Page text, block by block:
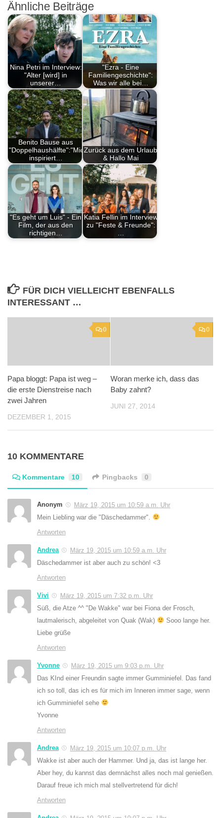
Ähnliche Beiträge
Nina Petri im Interview:
"Alter [wird] in
unserer…
"Ezra - Eine
Familiengeschichte":
Was wir alle bei…
Benito Bause aus
"Doppelhaushälfte":"Mich
inspiriert…
Zurück aus dem Urlaub
& Hallo Mai
"Es geht um Luis" - Ein
Film, der aus den
richtigen…
Katia Fellin im Interview
zu "Feste & Freunde":
…
FÜR DICH VIELLEICHT EBENFALLS
INTERESSANT …
0
Papa bloggt: Papa ist weg –
die erste Dienstreise nach
zwei Jahren
DEZEMBER 1, 2015
0
Woran merke ich, dass das
Baby zahnt?
JUNI 27, 2014
10 KOMMENTARE
Kommentare 10 Pingbacks 0
Anonym
März 19, 2015 um 10:59 a.m. Uhr
Mein Liebling war die "Däschedammer".
Antworten
Andrea
März 19, 2015 um 10:59 a.m. Uhr
Däschedammer ist aber auch zu schön! <3
Antworten
Vivi
März 19, 2015 um 7:32 p.m. Uhr
Süß, die Atze ^^ "De Wakke" war bei Fiona der Frosch,
lautmalerisch, abgeleitet von Quak (Wak)
Sooo lange her.
Liebe grüße
Antworten
Yvonne
März 19, 2015 um 9:03 p.m. Uhr
Das KInd einer Freundin sagte immer Gumminiefel. Das fand
ich so toll, das ich es für mich im Inneren immer sage, wenn
ich Gumminiefel sehe
Yvonne
Antworten
Andrea
März 19, 2015 um 10:07 p.m. Uhr
Wakke ist aber auch der Hammer. Und ja, das ist lange her.
Aber hey, du kannst das demnächst alles noch mal genießen.
Darauf freue ich mich mal stellvertretend für dich!
Antworten